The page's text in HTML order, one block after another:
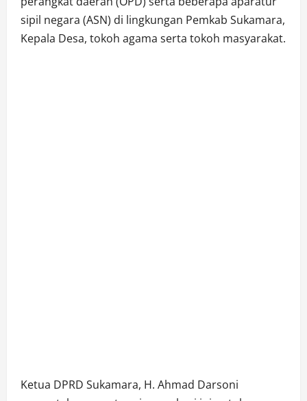
sipil negara (ASN) di lingkungan Pemkab Sukamara,
Kepala Desa, tokoh agama serta tokoh masyarakat.
Ketua DPRD Sukamara, H. Ahmad Darsoni